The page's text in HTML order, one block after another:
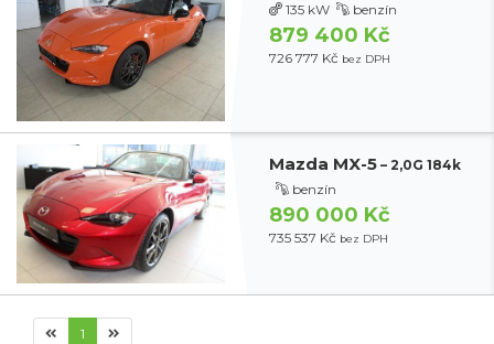
135 kW
benzín
879 400 Kč
726 777 Kč bez DPH
Mazda MX-5 – 2,0G 184k
benzín
890 000 Kč
735 537 Kč bez DPH
1